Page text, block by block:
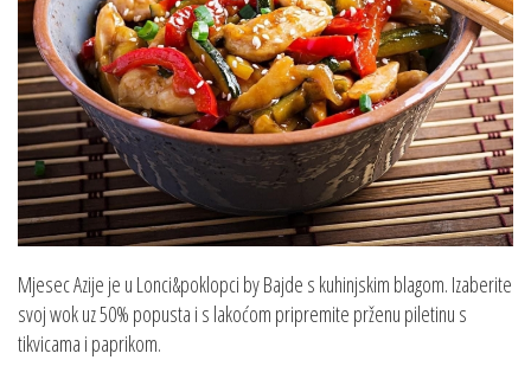
Mjesec Azije je u Lonci&poklopci by Bajde s kuhinjskim blagom. Izaberite
svoj wok uz 50% popusta i s lakoćom pripremite prženu piletinu s
tikvicama i paprikom.